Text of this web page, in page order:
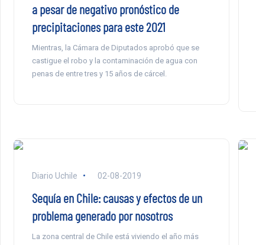
a pesar de negativo pronóstico de
precipitaciones para este 2021
Mientras, la Cámara de Diputados aprobó que se
castigue el robo y la contaminación de agua con
penas de entre tres y 15 años de cárcel.
Diario Uchile 02-08-2019
Sequía en Chile: causas y efectos de un
problema generado por nosotros
La zona central de Chile está viviendo el año más